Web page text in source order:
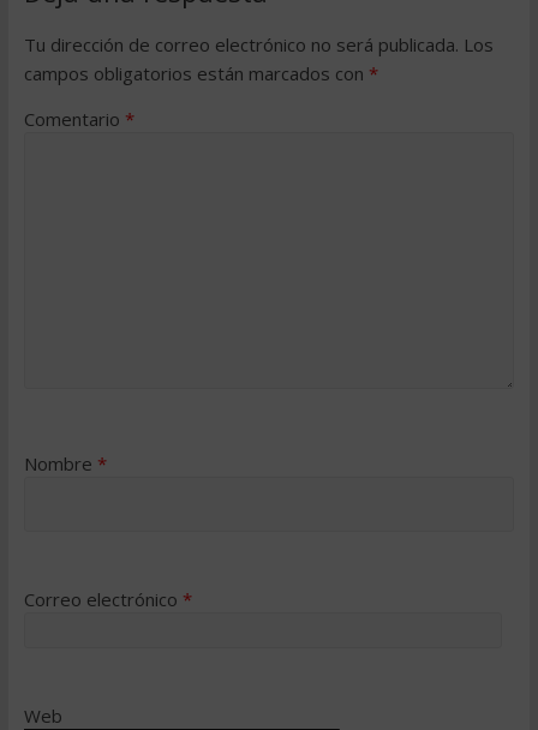
Tu dirección de correo electrónico no será publicada. Los
campos obligatorios están marcados con *
Comentario *
Nombre *
Correo electrónico *
Web